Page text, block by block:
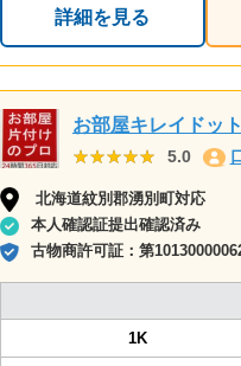
詳細を見る
お部屋キレイドッ
★★★★★
★★★★★ 5.0
北海道紋別郡湧別町対応
本人確認証提出確認済み
古物商許可証： 第
1K